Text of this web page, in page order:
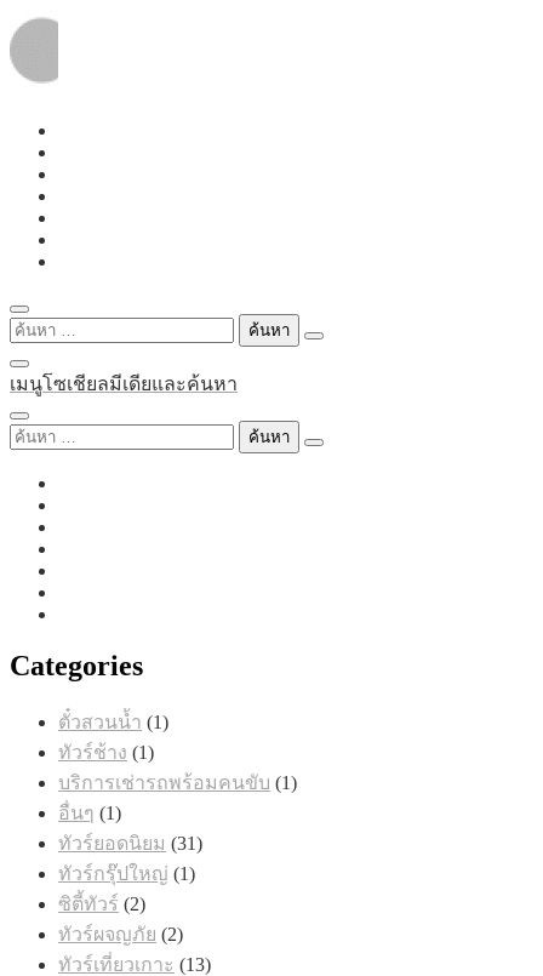
Skip
content
ค้นหา
สำหรับ:
เมนูโซเชียลมีเดียและค้นหา
ค้นหา
Categories
ตั๋วสวนน้ำ 11
ทัวร์ช้าง 11
สินค้า
บริการเช่ารถพร้อมคนขับ 11
อื่นๆ 11
สินค้า
ทัวร์ยอดนิยม 3131
ทัวร์กรุ๊ปใหญ่ 11
ซิตี้ทัวร์ 22
สินค้า
ทัวร์ผจญภัย 22
สินค้า
ทัวร์เที่ยวเกาะ 1313